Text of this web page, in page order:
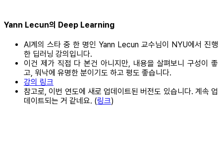
Yann Lecun의 Deep Learning
AI계의 스타 중 한 명인 Yann Lecun 교수님이 NYU에서 진행
한 딥러닝 강의입니다.
이건 제가 직접 다 본건 아니지만, 내용을 살펴보니 구성이 좋
고, 워낙에 유명한 분이기도 하고 평도 좋습니다.
강의 링크
참고로, 이번 연도에 새로 업데이트된 버전도 있습니다. 계속 업
데이트되는 거 같네요. (링크)